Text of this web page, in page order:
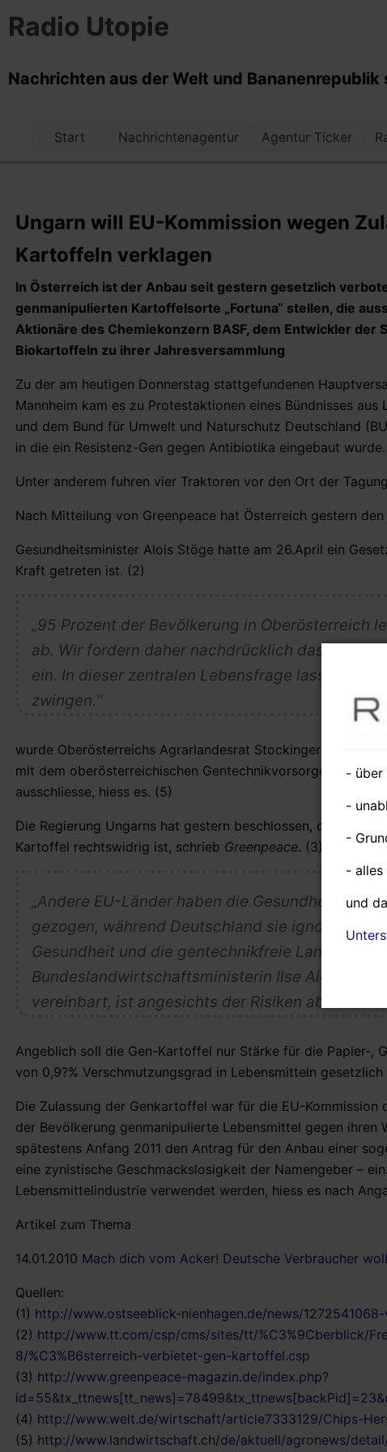
Radio Utopie
Nachrichten aus der Welt und
Start Nachrichtenagentur Agentur Ticker
Ungarn will EU-Kommission wegen
Kartoffeln verklagen
In Österreich ist der Anbau seit gestern gesetzlich
genmanipulierten Kartoffelsorte „Fortuna“ stellen, die
Aktionäre des Chemiekonzern BASF, dem Entwickler der
Biokartoffeln zu ihrer Jahresversammlung
Zu der am heutigen Donnerstag stattgefundenen
Mannheim kam es zu Protestaktionen eines Bündnisses
und dem Bund für Umwelt und Naturschutz Deutschland
in die ein Resistenz-Gen gegen Antibiotika eingebaut wurde.
Unter anderem fuhren vier Traktoren vor den Ort der
Nach Mitteilung von Greenpeace hat Österreich gestern
Gesundheitsminister Alois Stöge hatte am 26.April ein
Kraft getreten ist. (2)
„95 Prozent der Bevölkerung in Oberösterreich
ab. Wir fordern daher nachdrücklich das Recht
ein. In dieser zentralen Lebensfrage lassen wir
zwingen.“
wurde Oberösterreichs Agrarlandesrat Stockinger zitiert.
mit dem oberösterreichischen Gentechnikvorsorge-Gesetz
ausschliesse, hiess es. (5)
Die Regierung Ungarns hat gestern beschlossen, die
Kartoffel rechtswidrig ist, schrieb Greenpeace. (3) Die
„Andere EU-Länder haben die Gesundheits-
gezogen, während Deutschland sie ignoriert.
Gesundheit und die gentechnikfreie
Bundeslandwirtschaftsministerin Ilse Aigner,
vereinbart, ist angesichts der Risiken absurd.“
Angeblich soll die Gen-Kartoffel nur Stärke für die Papier-,
von 0,9?% Verschmutzungsgrad in Lebensmitteln gesetzlich
Die Zulassung der Genkartoffel war für die EU-
der Bevölkerung genmanipulierte Lebensmittel gegen
spätestens Anfang 2011 den Antrag für den Anbau einer
eine zynistische Geschmackslosigkeit der Namengeber –
Lebensmittelindustrie verwendet werden, hiess es nach
Artikel zum Thema
14.01.2010 Mach dich vom Acker! Deutsche Verbraucher
Quellen:
(1) http://www.ostseeblick-nienhagen.de/news/
(2) http://www.tt.com/csp/cms/sites/tt/%C3%9Cberblick/
8/%C3%B6sterreich-verbietet-gen-kartoffel.csp
(3) http://www.greenpeace-magazin.de/index.php?
(4) http://www.welt.de/wirtschaft/article7333129/Chips-
(5) http://www.landwirtschaft.ch/de/aktuell/agronews/
- über
-
-
-
und